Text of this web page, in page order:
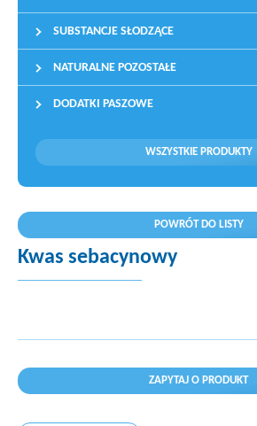
SUBSTANCJE SŁODZĄCE
NATURALNE POZOSTAŁE
DODATKI PASZOWE
WSZYSTKIE PRODUKTY
POWRÓT DO LISTY
Kwas sebacynowy
ZAPYTAJ O PRODUKT